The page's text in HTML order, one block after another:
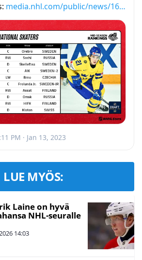
media.nhl.com/public/news/16…
PM · Jan 13, 2023
LUE MYÖS:
Laine on hyvä
NHL-seuralle
14:03